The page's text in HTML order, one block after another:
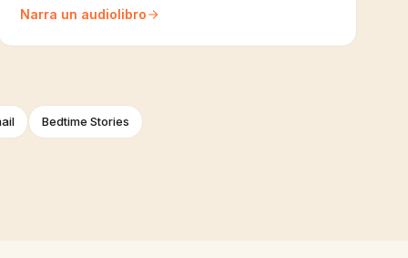
Narra un audiolibro
Bedtime Stories